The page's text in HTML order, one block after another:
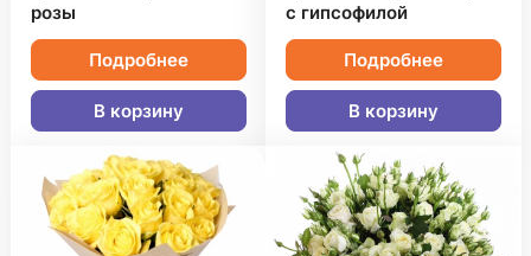
розы
Подробнее
В корзину
с гипсофилой
Подробнее
В корзину